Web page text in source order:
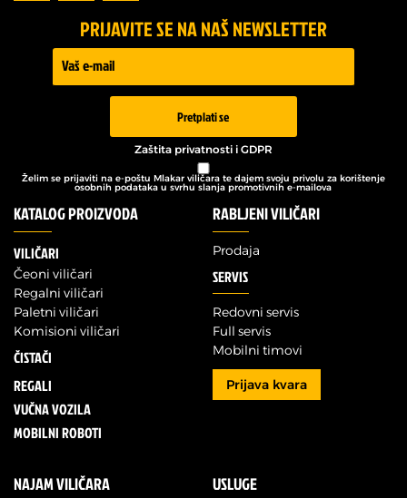
PRIJAVITE SE NA NAŠ NEWSLETTER
Prijava -
Pretplati se
Zaštita privatnosti i GDPR
Želim se prijaviti na e-poštu Mlakar viličara te dajem svoju privolu za korištenje
osobnih podataka u svrhu slanja promotivnih e-mailova
KATALOG PROIZVODA
VILIČARI
Čeoni viličari
Regalni viličari
Paletni viličari
Komisioni viličari
ČISTAČI
REGALI
VUČNA VOZILA
MOBILNI ROBOTI
RABLJENI VILIČARI
Prodaja
SERVIS
Redovni servis
Full servis
Mobilni timovi
Prijava kvara
NAJAM VILIČARA USLUGE